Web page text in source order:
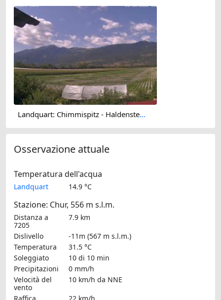
Landquart: Chimmispitz - Haldensteiner Calanda - Calandahütte SAC - Calanda
Osservazione attuale
Temperatura dell'acqua
Landquart 14.9 °C
Stazione: Chur, 556 m s.l.m.
Distanza a
7205
7.9 km
Dislivello
-11m (567 m s.l.m.)
Temperatura
31.5 °C
Soleggiato
10 di 10 min
Precipitazioni
0 mm/h
Velocità del
vento
10 km/h da NNE